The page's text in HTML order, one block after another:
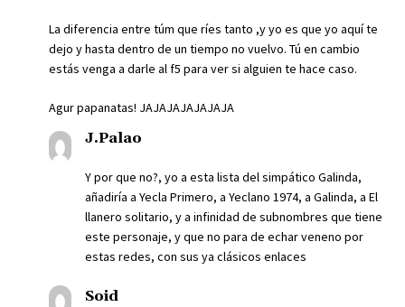
La diferencia entre túm que ríes tanto ,y yo es que yo aquí te
dejo y hasta dentro de un tiempo no vuelvo. Tú en cambio
estás venga a darle al f5 para ver si alguien te hace caso.
Agur papanatas! JAJAJAJAJAJAJA
J.Palao
Y por que no?, yo a esta lista del simpático Galinda,
añadiría a Yecla Primero, a Yeclano 1974, a Galinda, a El
llanero solitario, y a infinidad de subnombres que tiene
este personaje, y que no para de echar veneno por
estas redes, con sus ya clásicos enlaces
Soid